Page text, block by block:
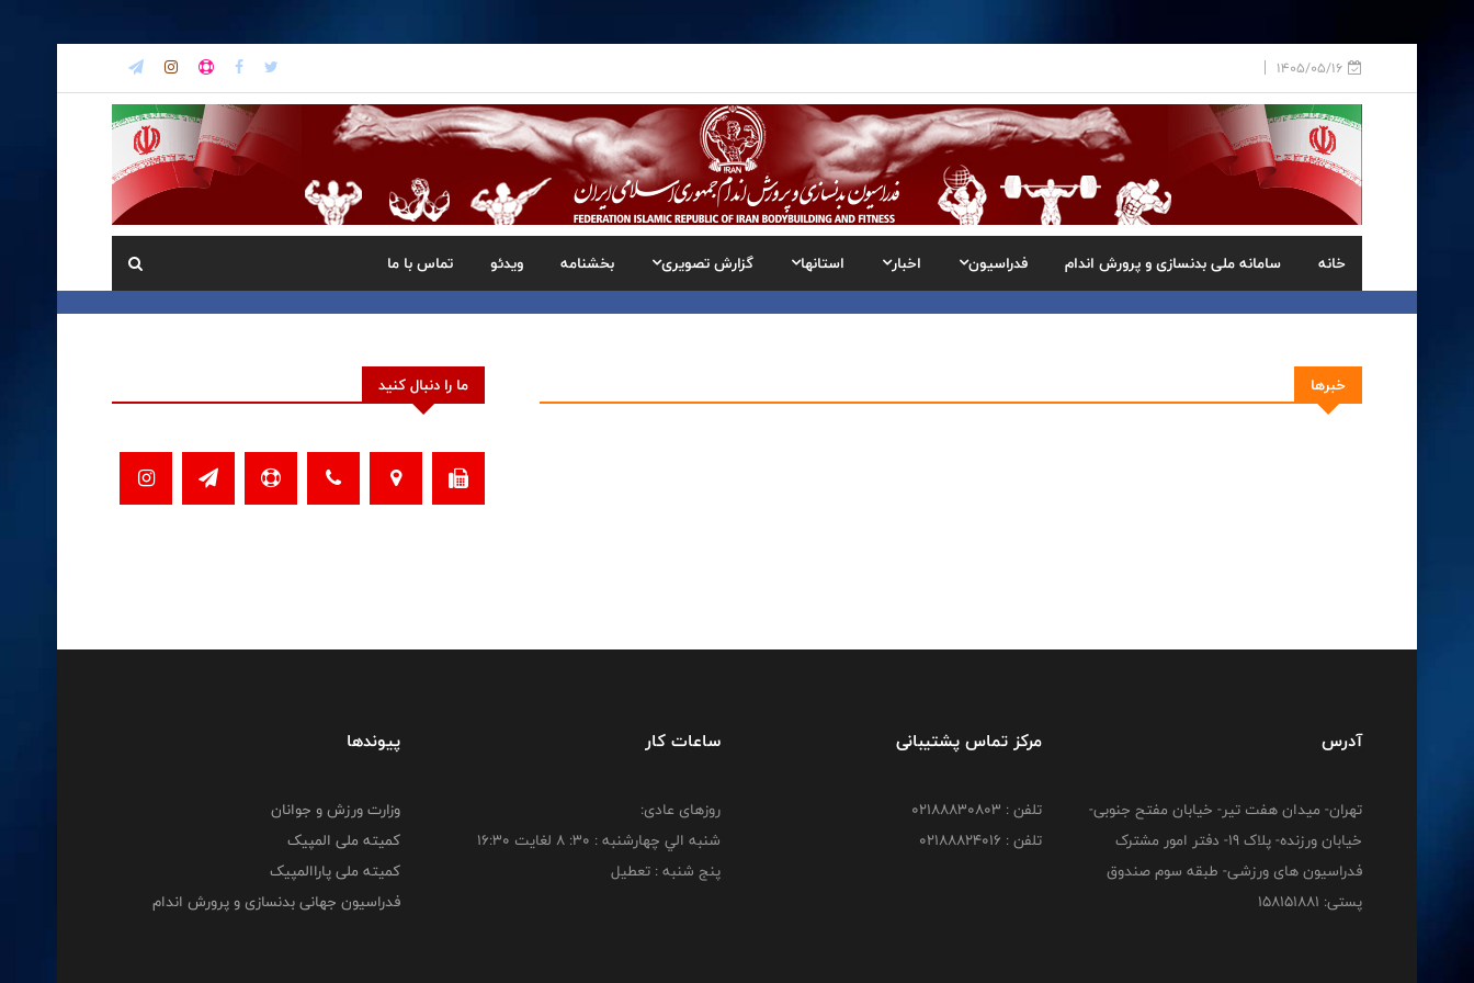
1405/05/16
خانه سامانه ملی بدنسازی و پرورش اندام فدراسیون اخبار استانها گزارش تصویری بخشنامه ویدئو تماس با ما
خبرها ما را دنبال کنید
آدرس
تهران- میدان هفت تیر- خیابان مفتح جنوبی-
خیابان ورزنده- پلاک 19- دفتر امور مشترک
فدراسیون های ورزشی- طبقه سوم صندوق
پستی: 158151881
مرکز تماس پشتیبانی
تلفن : 02188830803
تلفن : 02188824016
ساعات کار
روزهای عادی:
شنبه الي چهارشنبه : 30: 8 لغايت 16:30
پنج شنبه : تعطیل
پیوندها
وزارت ورزش و جوانان
کمیته ملی المپیک
کمیته ملی پاراالمپیک
فدراسیون جهانی بدنسازی و پرورش اندام